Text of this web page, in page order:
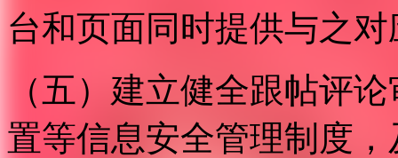
台和页面同时提供与之
（五）建立健全跟帖评
置等信息安全管理制度